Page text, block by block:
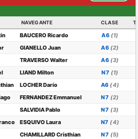
NAVEGANTE CLASE
BAUCERO Ricardo A6 (1)
GIANELLO Juan A6 (2)
TRAVERSO Walter A6 (3)
LIAND Milton N7 (1)
LOCHER Darío A6 (4)
FERNANDEZ Emmanuel N7 (2)
SALVIDIA Pablo N7 (3)
ESQUIVO Laura N7 (4)
CHAMILLARD Cristhian N7 (5)